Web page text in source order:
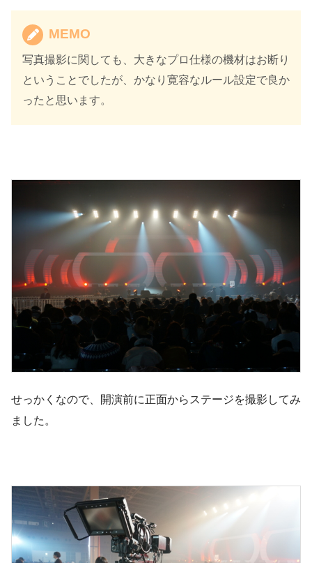
MEMO
写真撮影に関しても、大きなプロ仕様の機材はお断り
ということでしたが、かなり寛容なルール設定で良か
ったと思います。
せっかくなので、開演前に正面からステージを撮影してみ
ました。